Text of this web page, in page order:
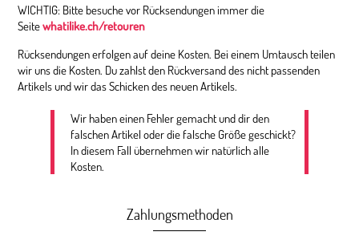
WICHTIG: Bitte besuche vor Rücksendungen immer die
Seitewhatilike.ch/retouren
Rücksendungen erfolgen auf deine Kosten. Bei einem Umtausch teilen
wir uns die Kosten. Du zahlst den Rückversand des nicht passenden
Artikels und wir das Schicken des neuen Artikels.
Wir haben einen Fehler gemacht und dir den
falschen Artikel oder die falsche Größe geschickt?
In diesem Fall übernehmen wir natürlich alle
Kosten.
Zahlungsmethoden